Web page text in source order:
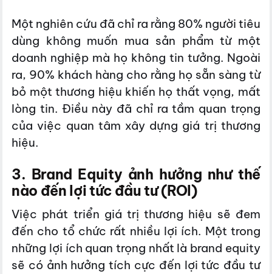
Một nghiên cứu đã chỉ ra rằng 80% người tiêu
dùng không muốn mua sản phẩm từ một
doanh nghiệp mà họ không tin tưởng. Ngoài
ra, 90% khách hàng cho rằng họ sẵn sàng từ
bỏ một thương hiệu khiến họ thất vọng, mất
lòng tin. Điều này đã chỉ ra tầm quan trọng
của việc quan tâm xây dựng giá trị thương
hiệu.
3. Brand Equity ảnh hưởng như thế
nào đến lợi tức đầu tư (ROI)
Việc phát triển giá trị thương hiệu sẽ đem
đến cho tổ chức rất nhiều lợi ích. Một trong
những lợi ích quan trọng nhất là brand equity
sẽ có ảnh hưởng tích cực đến lợi tức đầu tư